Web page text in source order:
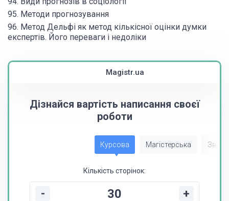
95. Методи прогнозування
96. Метод Дельфі як метод кількісної оцінки думки
експертів. Його переваги і недоліки
Magistr.ua
Дізнайся вартість написання своєї
роботи
Курсова Магістерська Звіт
Кількість сторінок:
- +